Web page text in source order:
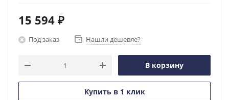
15 594 ₽
Под заказ Нашли дешевле?
В корзину
Купить в 1 клик